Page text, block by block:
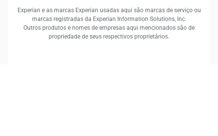
Experian e as marcas Experian usadas aqui são marcas de serviço ou
marcas registradas da Experian Information Solutions, Inc.
Outros produtos e nomes de empresas aqui mencionados são de
propriedade de seus respectivos proprietários.